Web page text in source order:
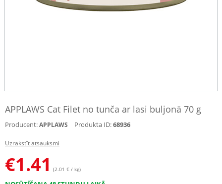
APPLAWS Cat Filet no tunča ar lasi buljonā 70 g
Producent:APPLAWS Produkta ID:68936
Uzrakstīt atsauksmi
€1.41 (2.01 € / kg)